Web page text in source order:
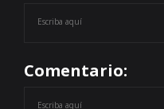
Comentario: